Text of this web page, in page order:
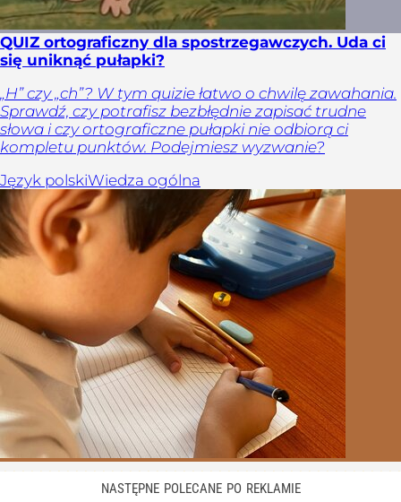
QUIZ ortograficzny dla spostrzegawczych. Uda ci
się uniknąć pułapki?
„H” czy „ch”? W tym quizie łatwo o chwilę zawahania.
Sprawdź, czy potrafisz bezbłędnie zapisać trudne
słowa i czy ortograficzne pułapki nie odbiorą ci
kompletu punktów. Podejmiesz wyzwanie?
Język polskiWiedza ogólna